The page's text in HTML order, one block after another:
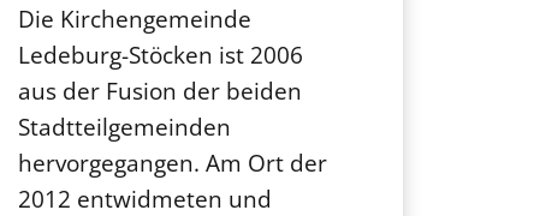
Die Kirchengemeinde
Ledeburg-Stöcken ist 2006
aus der Fusion der beiden
Stadtteilgemeinden
hervorgegangen. Am Ort der
2012 entwidmeten und